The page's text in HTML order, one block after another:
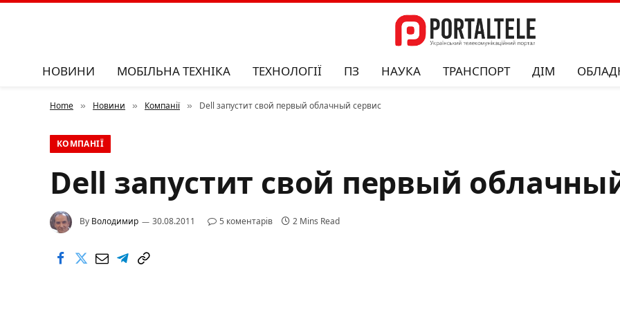
НОВИНИ МОБІЛЬНА ТЕХНІКА ТЕХНОЛОГІЇ ПЗ НАУКА ТРАНСПОРТ ДІМ
Home » Новини » Компанії » Dell запустит свой первый облачный сервис
КОМПАНІЇ
Dell запустит свой первый
By Володимир 30.08.2011 5 коментарів 2 Mins Read